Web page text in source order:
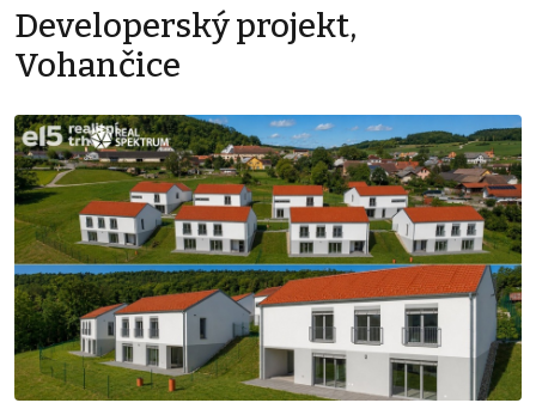
Developerský projekt,
Vohančice